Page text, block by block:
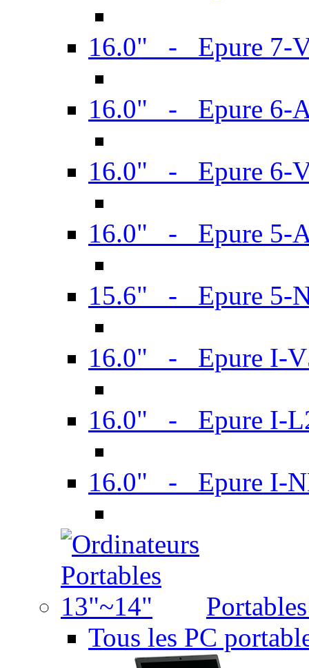
16.0" - Epure 7-
16.0" - Epure 6-
16.0" - Epure 6-
16.0" - Epure 5-
15.6" - Epure 5-
16.0" - Epure I-
16.0" - Epure I-
16.0" - Epure I-
Tous les PC